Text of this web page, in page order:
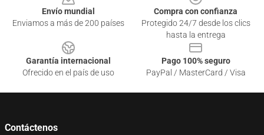
Envío mundial
Enviamos a más de 200 países
Compra con confianza
Protegido 24/7 desde los clics
hasta la entrega
Garantía internacional
Ofrecido en el país de uso
Pago 100% seguro
PayPal / MasterCard / Visa
Contáctenos